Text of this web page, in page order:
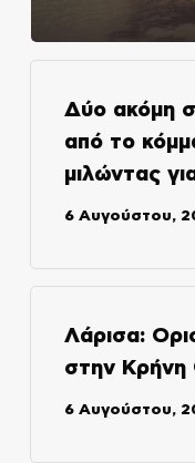
Δύο ακόμη
από το
μιλώντας
6 Αυγούστου,
Λάρισα:
στην
6 Αυγούστου,